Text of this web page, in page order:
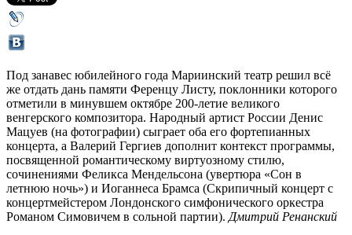
Под занавес юбилейного года Мариинский театр решил всё
же отдать дань памяти Ференцу Листу, поклонники которого
отметили в минувшем октябре 200-летие великого
венгерского композитора. Народный артист России Денис
Мацуев (на фотографии) сыграет оба его фортепианных
концерта, а Валерий Гергиев дополнит контекст программы,
посвященной романтическому виртуозному стилю,
сочинениями Феликса Мендельсона (увертюра «Сон в
летнюю ночь») и Иоганнеса Брамса (Скрипичный концерт с
концертмейстером Лондонского симфонического оркестра
Романом Симовичем в сольной партии). Дмитрий Ренанский